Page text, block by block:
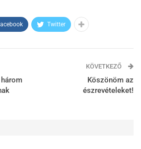
Twitter
KÖVETKEZŐ
Köszönöm az
észrevételeket!